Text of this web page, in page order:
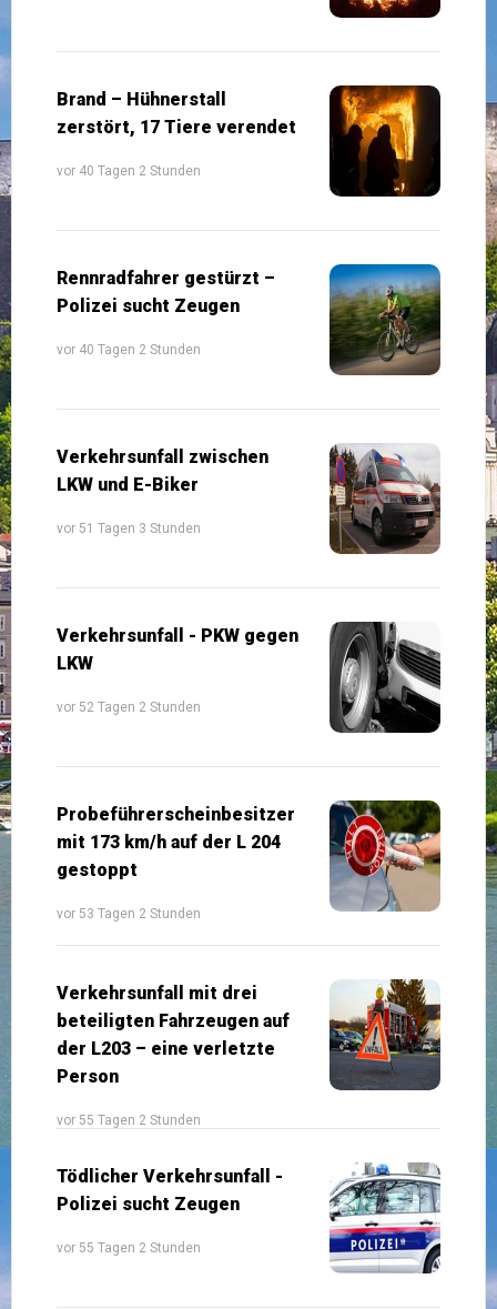
Brand – Hühnerstall
zerstört, 17 Tiere verendet
vor 40 Tagen 2 Stunden
Rennradfahrer gestürzt –
Polizei sucht Zeugen
vor 40 Tagen 2 Stunden
Verkehrsunfall zwischen
LKW und E-Biker
vor 51 Tagen 3 Stunden
Verkehrsunfall - PKW gegen
LKW
vor 52 Tagen 2 Stunden
Probeführerscheinbesitzer
mit 173 km/h auf der L 204
gestoppt
vor 53 Tagen 2 Stunden
Verkehrsunfall mit drei
beteiligten Fahrzeugen auf
der L203 – eine verletzte
Person
vor 55 Tagen 2 Stunden
Tödlicher Verkehrsunfall -
Polizei sucht Zeugen
vor 55 Tagen 2 Stunden